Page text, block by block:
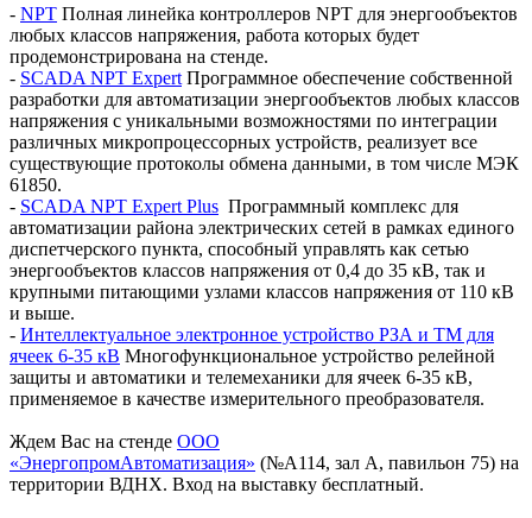
- NPT Полная линейка контроллеров NPT для энергообъектов
любых классов напряжения, работа которых будет
продемонстрирована на стенде.
- SCADA NPT Expert Программное обеспечение собственной
разработки для автоматизации энергообъектов любых классов
напряжения с уникальными возможностями по интеграции
различных микропроцессорных устройств, реализует все
существующие протоколы обмена данными, в том числе МЭК
61850.
- SCADA NPT Expert Plus Программный комплекс для
автоматизации района электрических сетей в рамках единого
диспетчерского пункта, способный управлять как сетью
энергообъектов классов напряжения от 0,4 до 35 кВ, так и
крупными питающими узлами классов напряжения от 110 кВ
и выше.
- Интеллектуальное электронное устройство РЗА и ТМ для
ячеек 6-35 кВ Многофункциональное устройство релейной
защиты и автоматики и телемеханики для ячеек 6-35 кВ,
применяемое в качестве измерительного преобразователя.
Ждем Вас на стенде ООО
«ЭнергопромАвтоматизация» (№А114, зал А, павильон 75) на
территории ВДНХ. Вход на выставку бесплатный.